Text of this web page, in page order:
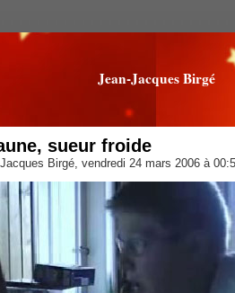
Jean-Jacques Birgé
sueur froide
Birgé, vendredi 24 mars 2006 à